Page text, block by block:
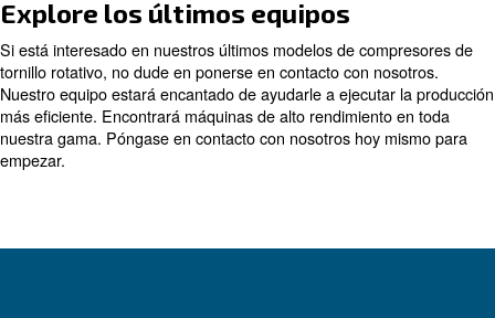
¡Descubra más con nuestros expertos!